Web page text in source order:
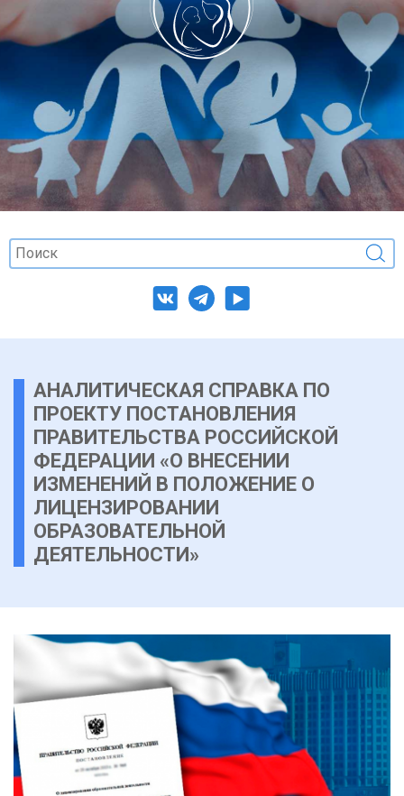
АНАЛИТИЧЕСКАЯ СПРАВКА ПО
ПРОЕКТУ ПОСТАНОВЛЕНИЯ
ПРАВИТЕЛЬСТВА РОССИЙСКОЙ
ФЕДЕРАЦИИ «О ВНЕСЕНИИ
ИЗМЕНЕНИЙ В ПОЛОЖЕНИЕ О
ЛИЦЕНЗИРОВАНИИ
ОБРАЗОВАТЕЛЬНОЙ
ДЕЯТЕЛЬНОСТИ»